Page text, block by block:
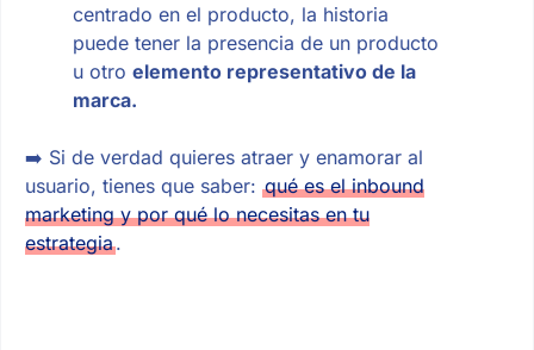
centrado en el producto, la historia
puede tener la presencia de un producto
u otro elemento representativo de la
marca.
➡️ Si de verdad quieres atraer y enamorar al
usuario, tienes que saber: qué es el inbound
marketing y por qué lo necesitas en tu
estrategia.